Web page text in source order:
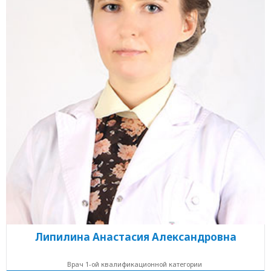
Липилина Анастасия Александровна
Врач 1-ой квалификационной категории